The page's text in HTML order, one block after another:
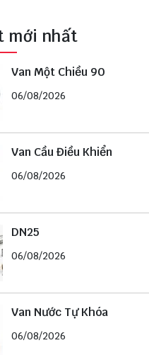
mới nhất
Van Một Chiều 90
06/08/2026
Van Cầu Điều Khiển
06/08/2026
DN25
06/08/2026
Van Nước Tự Khóa
06/08/2026